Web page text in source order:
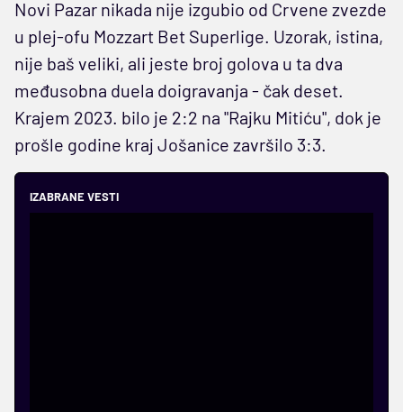
Novi Pazar nikada nije izgubio od Crvene zvezde
u plej-ofu Mozzart Bet Superlige. Uzorak, istina,
nije baš veliki, ali jeste broj golova u ta dva
međusobna duela doigravanja - čak deset.
Krajem 2023. bilo je 2:2 na "Rajku Mitiću", dok je
prošle godine kraj Jošanice završilo 3:3.
IZABRANE VESTI